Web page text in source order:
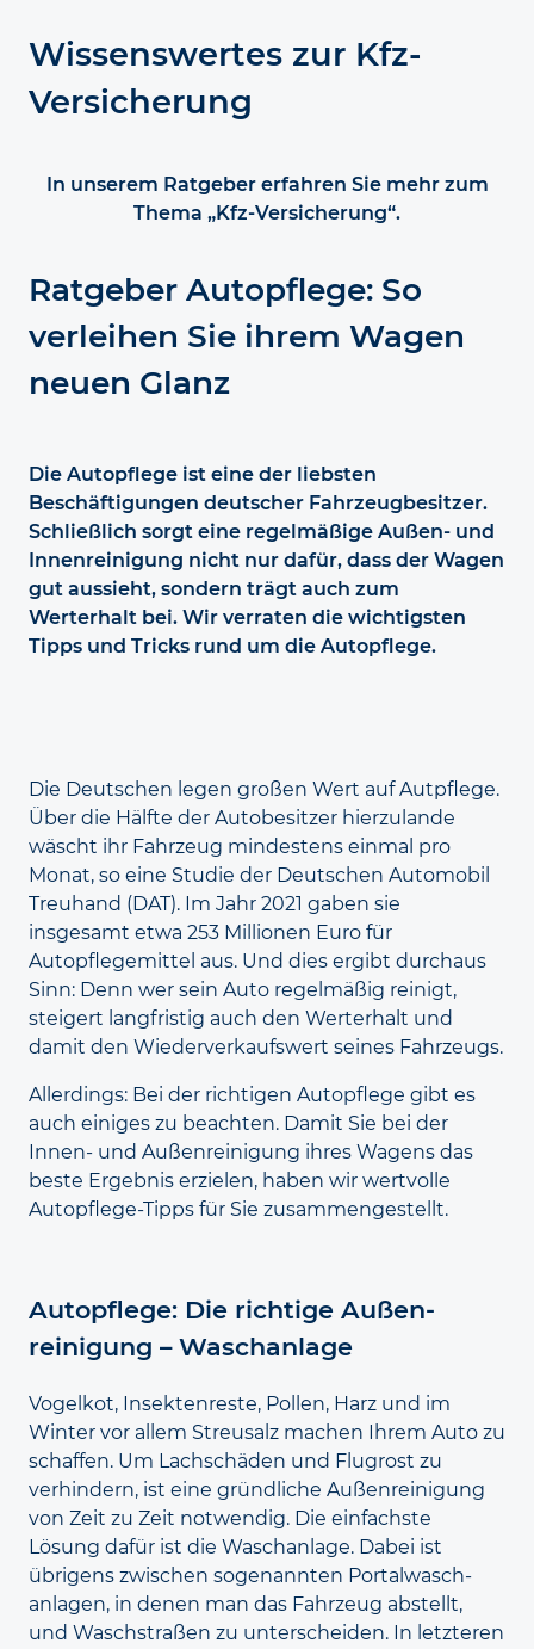
Wissenswertes zur Kfz-
Versicherung
In unserem Ratgeber erfahren Sie mehr zum
Thema „Kfz-Versicherung“.
Ratgeber Autopflege: So
verleihen Sie ihrem Wagen
neuen Glanz
Die Autopflege ist eine der liebsten
Beschäftigungen deutscher Fahr­zeug­besitzer.
Schließlich sorgt eine regel­mäßige Außen- und
Innen­reinigung nicht nur dafür, dass der Wagen
gut aussieht, sondern trägt auch zum
Werterhalt bei. Wir verraten die wichtigsten
Tipps und Tricks rund um die Autopflege.
Die Deutschen legen großen Wert auf Aut­pflege.
Über die Hälfte der Auto­besitzer hierzulande
wäscht ihr Fahr­zeug mindestens einmal pro
Monat, so eine Studie der Deutschen Auto­mobil
Treuhand (DAT). Im Jahr 2021 gaben sie
insgesamt etwa 253 Millionen Euro für
Autopflege­mittel aus. Und dies ergibt durchaus
Sinn: Denn wer sein Auto regelmäßig reinigt,
steigert langfristig auch den Werterhalt und
damit den Wieder­verkaufs­wert seines Fahrzeugs.
Allerdings: Bei der richtigen Auto­pflege gibt es
auch einiges zu beachten. Damit Sie bei der
Innen- und Außen­reinigung ihres Wagens das
beste Ergebnis erzielen, haben wir wertvolle
Autopflege-Tipps für Sie zusammengestellt.
Autopflege: Die richtige Außen­
reinigung – Waschanlage
Vogelkot, Insekten­reste, Pollen, Harz und im
Winter vor allem Streu­salz machen Ihrem Auto zu
schaffen. Um Lachschäden und Flug­rost zu
verhindern, ist eine gründliche Außen­reinigung
von Zeit zu Zeit notwendig. Die einfachste
Lösung dafür ist die Wasch­anlage. Dabei ist
übrigens zwischen sogenannten Portal­wasch­
anlagen, in denen man das Fahrzeug abstellt,
und Waschstraßen zu unter­scheiden. In letzteren